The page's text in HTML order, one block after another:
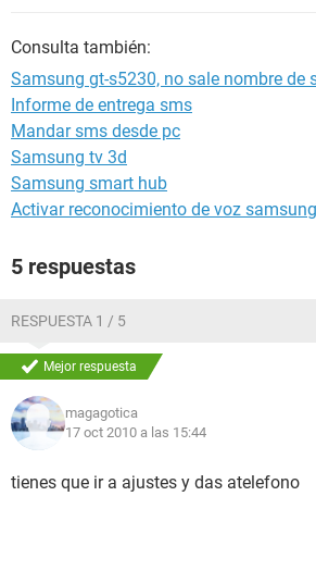
Consulta también:
Samsung gt-s5230, no sale nombre de
Informe de entrega sms
Mandar sms desde pc
Samsung tv 3d
Samsung smart hub
Activar reconocimiento de voz
5 respuestas
RESPUESTA 1 / 5
Mejor respuesta
magagotica
17 oct 2010 a las 15:44
tienes que ir a ajustes y das atelefono